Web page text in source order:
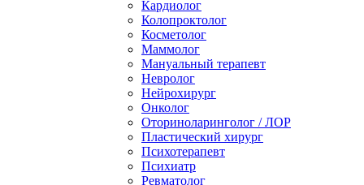
Кардиолог
Колопроктолог
Косметолог
Маммолог
Мануальный терапевт
Невролог
Нейрохирург
Онколог
Оториноларинголог / ЛОР
Пластический хирург
Психотерапевт
Психиатр
Ревматолог